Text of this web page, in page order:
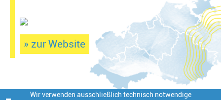
» zur Website
Wir verwenden ausschließlich technisch notwendige